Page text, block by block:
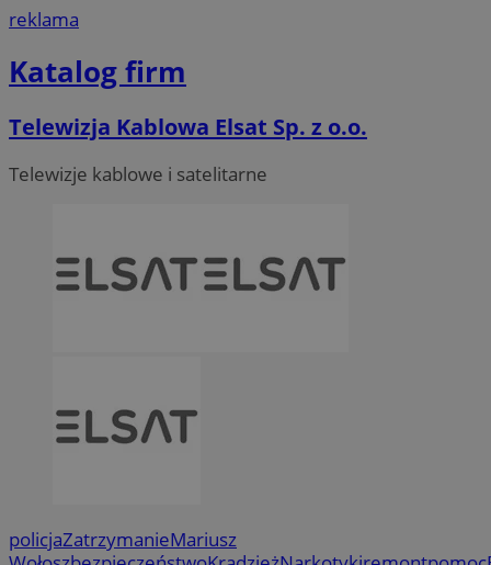
reklama
Katalog firm
Telewizja Kablowa Elsat Sp. z o.o.
Telewizje kablowe i satelitarne
policjaZatrzymanieMariusz